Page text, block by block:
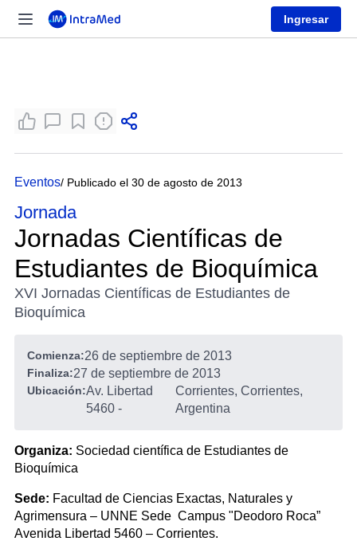
Ingresar
Eventos/ Publicado el 30 de agosto de 2013
Jornada
Jornadas Científicas de
Estudiantes de Bioquímica
XVI Jornadas Científicas de Estudiantes de
Bioquímica
Comienza:26 de septiembre de 2013
Finaliza:27 de septiembre de 2013
Ubicación:Av. Libertad
5460 -
Corrientes, Corrientes,
Argentina
Organiza: Sociedad científica de Estudiantes de
Bioquímica
Sede: Facultad de Ciencias Exactas, Naturales y
Agrimensura – UNNE Sede Campus "Deodoro Roca”
Avenida Libertad 5460 – Corrientes.